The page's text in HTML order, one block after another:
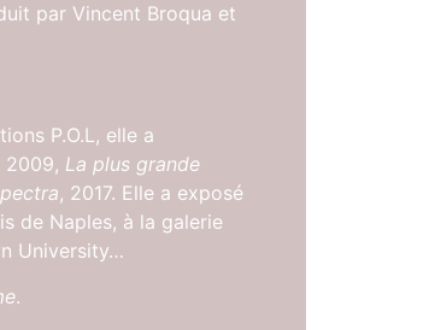
par Vincent Broqua et
P.O.L, elle a
2009, La plus grande
, 2017. Elle a exposé
de Naples, à la galerie
University…
.